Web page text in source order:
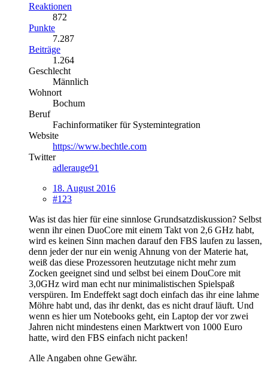
Reaktionen
872
Punkte
7.287
Beiträge
1.264
Geschlecht
Männlich
Wohnort
Bochum
Beruf
Fachinformatiker für Systemintegration
Website
https://www.bechtle.com
Twitter
adlerauge91
18. August 2016
#123
Was ist das hier für eine sinnlose Grundsatzdiskussion? Selbst
wenn ihr einen DuoCore mit einem Takt von 2,6 GHz habt,
wird es keinen Sinn machen darauf den FBS laufen zu lassen,
denn jeder der nur ein wenig Ahnung von der Materie hat,
weiß das diese Prozessoren heutzutage nicht mehr zum
Zocken geeignet sind und selbst bei einem DouCore mit
3,0GHz wird man echt nur minimalistischen Spielspaß
verspüren. Im Endeffekt sagt doch einfach das ihr eine lahme
Möhre habt und, das ihr denkt, das es nicht drauf läuft. Und
wenn es hier um Notebooks geht, ein Laptop der vor zwei
Jahren nicht mindestens einen Marktwert von 1000 Euro
hatte, wird den FBS einfach nicht packen!
Alle Angaben ohne Gewähr.